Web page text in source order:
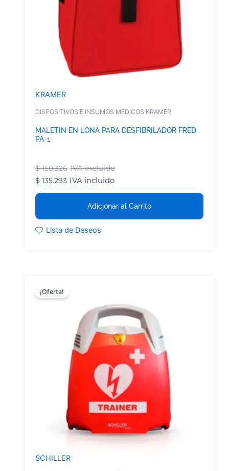
KRAMER
DISPOSITIVOS E INSUMOS MEDICOS KRAMER
MALETIN EN LONA PARA DESFIBRILADOR FRED
PA-1
$150.326 IVA incluido
$ 135.293 IVA incluido
Adicionar al Carrito
Lista de Deseos
SCHILLER
¡Oferta!